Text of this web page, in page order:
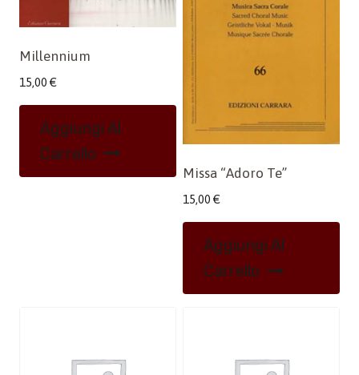
Millennium
15,00 €
Aggiungi Al
Carrello
Missa “Adoro Te”
15,00 €
Aggiungi Al
Carrello